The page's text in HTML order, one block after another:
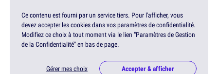
Ce contenu est fourni par un service tiers. Pour l'afficher, vous
devez accepter les cookies dans vos paramètres de confidentialité.
Modifiez ce choix à tout moment via le lien "Paramètres de Gestion
de la Confidentialité" en bas de page.
Gérer mes choix Accepter & afficher